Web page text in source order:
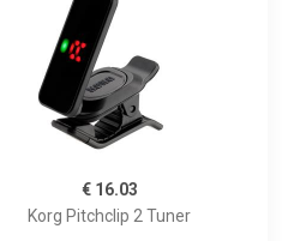
€ 16.03
Korg Pitchclip 2 Tuner